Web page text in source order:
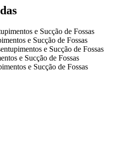
e Sucção de Fossas
e Sucção de Fossas
e Sucção de Fossas
e Sucção de Fossas
e Sucção de Fossas